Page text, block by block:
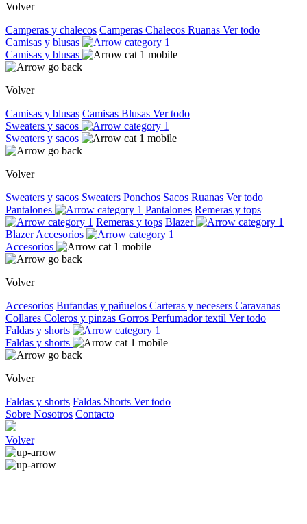
Volver
Camperas y chalecos Camperas Chalecos Ruanas Ver todo
Camisas y blusas
Camisas y blusas
Volver
Camisas y blusas Camisas Blusas Ver todo
Sweaters y sacos
Sweaters y sacos
Volver
Sweaters y sacos Sweaters Ponchos Sacos Ruanas Ver todo
Pantalones
Pantalones Remeras y tops
Remeras y tops Blazer
Blazer Accesorios
Accesorios
Volver
Accesorios Bufandas y pañuelos Carteras y necesers Caravanas
Collares Coleros y pinzas Gorros Perfumador textil Ver todo
Faldas y shorts
Faldas y shorts
Volver
Faldas y shorts Faldas Shorts Ver todo
Sobre Nosotros Contacto
Volver